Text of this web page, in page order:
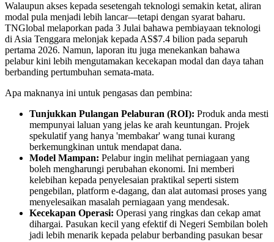
Walaupun akses kepada sesetengah teknologi semakin ketat, aliran
modal pula menjadi lebih lancar—tetapi dengan syarat baharu.
TNGlobal melaporkan pada 3 Julai bahawa pembiayaan teknologi
di Asia Tenggara melonjak kepada AS$7.4 bilion pada separuh
pertama 2026. Namun, laporan itu juga menekankan bahawa
pelabur kini lebih mengutamakan kecekapan modal dan daya tahan
berbanding pertumbuhan semata-mata.
Apa maknanya ini untuk pengasas dan pembina:
Tunjukkan Pulangan Pelaburan (ROI): Produk anda mesti
mempunyai laluan yang jelas ke arah keuntungan. Projek
spekulatif yang hanya 'membakar' wang tunai kurang
berkemungkinan untuk mendapat dana.
Model Mampan: Pelabur ingin melihat perniagaan yang
boleh mengharungi perubahan ekonomi. Ini memberi
kelebihan kepada penyelesaian praktikal seperti sistem
pengebilan, platform e-dagang, dan alat automasi proses yang
menyelesaikan masalah perniagaan yang mendesak.
Kecekapan Operasi: Operasi yang ringkas dan cekap amat
dihargai. Pasukan kecil yang efektif di Negeri Sembilan boleh
jadi lebih menarik kepada pelabur berbanding pasukan besar